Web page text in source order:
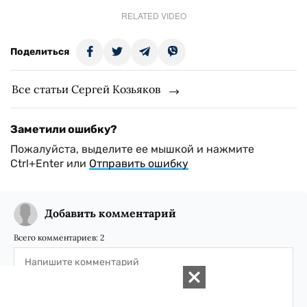
RELATED VIDEO
Поделиться
Все статьи Сергей Козьяков
Заметили ошибку?
Пожалуйста, выделите ее мышкой и нажмите
Ctrl+Enter или Отправить ошибку
Добавить комментарий
Всего комментариев: 2